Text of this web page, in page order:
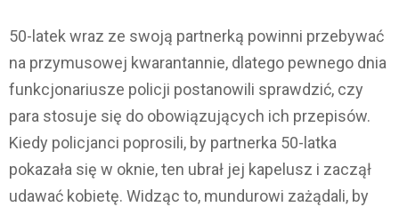
50-latek wraz ze swoją partnerką powinni przebywać
na przymusowej kwarantannie, dlatego pewnego dnia
funkcjonariusze policji postanowili sprawdzić, czy
para stosuje się do obowiązujących ich przepisów.
Kiedy policjanci poprosili, by partnerka 50-latka
pokazała się w oknie, ten ubrał jej kapelusz i zaczął
udawać kobietę. Widząc to, mundurowi zażądali, by